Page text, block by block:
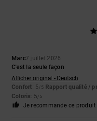
Marc7 juillet 2026
C'est la seule façon
Afficher original - Deutsch
Confort: 5/5 Rapport qualité /
Coloris: 5/5
Je recommande ce produit